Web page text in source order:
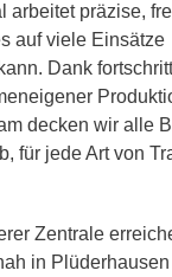
arbeitet präzise,
auf viele Einsätze
Dank
decken wir alle
für jede Art von
Zentrale
in